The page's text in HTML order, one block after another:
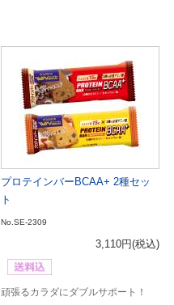
プロテインバーBCAA+ 2種セッ
ト
No.SE-2309
3,110円(税込)
頑張るカラダにダブルサポート！